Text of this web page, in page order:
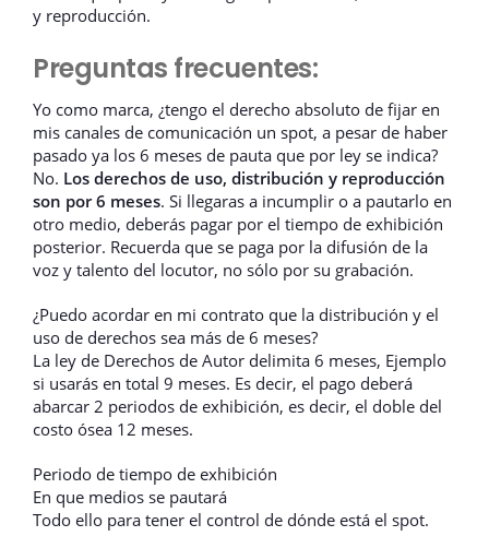
y reproducción.
Preguntas frecuentes:
Yo como marca, ¿tengo el derecho absoluto de fijar en
mis canales de comunicación un spot, a pesar de haber
pasado ya los 6 meses de pauta que por ley se indica?
No. Los derechos de uso, distribución y reproducción
son por 6 meses. Si llegaras a incumplir o a pautarlo en
otro medio, deberás pagar por el tiempo de exhibición
posterior. Recuerda que se paga por la difusión de la
voz y talento del locutor, no sólo por su grabación.
¿Puedo acordar en mi contrato que la distribución y el
uso de derechos sea más de 6 meses?
La ley de Derechos de Autor delimita 6 meses, Ejemplo
si usarás en total 9 meses. Es decir, el pago deberá
abarcar 2 periodos de exhibición, es decir, el doble del
costo ósea 12 meses.
Periodo de tiempo de exhibición
En que medios se pautará
Todo ello para tener el control de dónde está el spot.